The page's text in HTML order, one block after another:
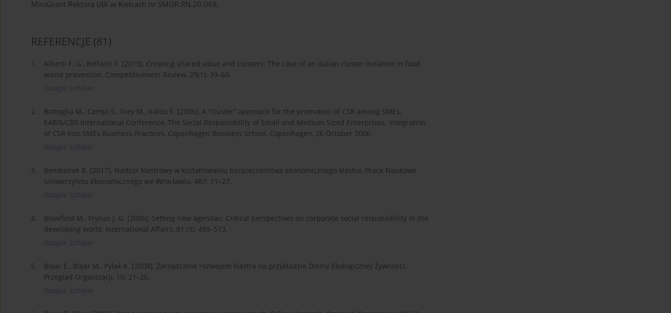
MiniGrant Rektora UJK w Kielcach nr SMGR.RN.20.068.
REFERENCJE (81)
1.
Alberti F. G., Belfanti F. [2019], Creating shared value and clusters. The case of an Italian cluster initiative in food
waste prevention, Competitiveness Review, 29(1): 39–60.
Google Scholar
2.
Battaglia M., Campi S., Frey M., Iraldo F. [2006], A “cluster” approach for the promotion of CSR among SMEs,
EABIS/CBS International Conference, The Social Responsibility of Small and Medium Sized Enterprises. Integration
of CSR into SMEs Business Practices, Copenhagen Business School, Copenhagen, 26 October 2006.
Google Scholar
3.
Bembenek B. [2017], Nadzór klastrowy w kształtowaniu bezpieczeństwa ekonomicznego klastra, Prace Naukowe
Uniwersytetu Ekonomicznego we Wrocławiu, 487: 11–27.
Google Scholar
4.
Blowfield M., Frynas J. G. [2005], Setting new agendas: Critical perspectives on corporate social responsibility in the
developing world, International Affairs, 81 (3): 499–513.
Google Scholar
5.
Bojar E., Bojar M., Pylak K. [2008], Zarządzanie rozwojem klastra na przykładzie Doliny Ekologicznej Żywności,
Przegląd Organizacji, 10: 21–25.
Google Scholar